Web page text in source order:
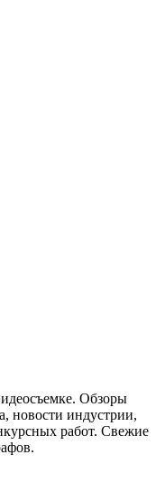
Обзоры
новости индустрии,
работ. Свежие